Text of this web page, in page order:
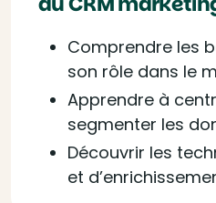
Comprendre les
son rôle dans le
Apprendre à
segmenter les
Découvrir les
et